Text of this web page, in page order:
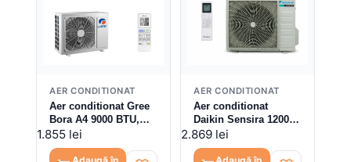
AER CONDITIONAT
Aer conditionat Gree
Bora A4 9000 BTU,
A++, Control WiFi, Kit
instalare inclus,
GWH09AAA-
1.855 lei
AER CONDITIONAT
Aer conditionat
Daikin Sensira 12000
BTU FTXC35E /
RXC35E, modul WiFi
inclus
2.869 lei